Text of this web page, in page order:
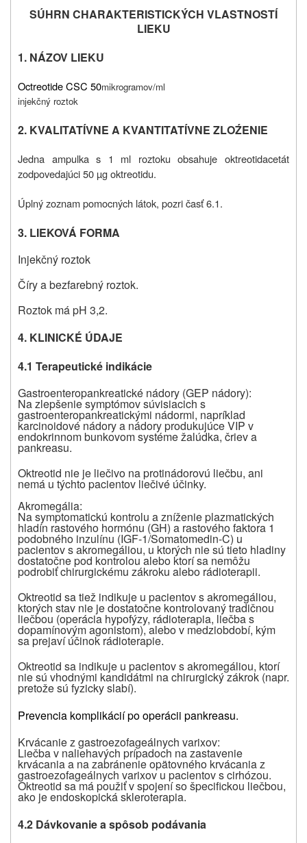
SÚHRN CHARAKTERISTICKÝCH VLASTNOSTÍ
LIEKU
1. NÁZOV LIEKU
Octreotide CSC 50mikrogramov/ml
injekčný roztok
2. KVALITATÍVNE A KVANTITATÍVNE ZLOŹENIE
Jedna ampulka s 1 ml roztoku obsahuje oktreotidacetát
zodpovedajúci 50 µg oktreotidu.
Úplný zoznam pomocných látok, pozri časť 6.1.
3. LIEKOVÁ FORMA
Injekčný roztok
Číry a bezfarebný roztok.
Roztok má pH 3,2.
4. KLINICKÉ ÚDAJE
4.1 Terapeutické indikácie
Gastroenteropankreatické nádory (GEP nádory):
Na zlepšenie symptómov súvisiacich s
gastroenteropankreatickými nádormi, napríklad
karcinoidové nádory a nádory produkujúce VIP v
endokrinnom bunkovom systéme žalúdka, čriev a
pankreasu.
Oktreotid nie je liečivo na protinádorovú liečbu, ani
nemá u týchto pacientov liečivé účinky.
Akromegália:
Na symptomatickú kontrolu a zníženie plazmatických
hladín rastového hormónu (GH) a rastového faktora 1
podobného inzulínu (IGF-1/Somatomedin-C) u
pacientov s akromegáliou, u ktorých nie sú tieto hladiny
dostatočne pod kontrolou alebo ktorí sa nemôžu
podrobiť chirurgickému zákroku alebo rádioterapii.
Oktreotid sa tiež indikuje u pacientov s akromegáliou,
ktorých stav nie je dostatočne kontrolovaný tradičnou
liečbou (operácia hypofýzy, rádioterapia, liečba s
dopamínovým agonistom), alebo v medziobdobí, kým
sa prejaví účinok rádioterapie.
Oktreotid sa indikuje u pacientov s akromegáliou, ktorí
nie sú vhodnými kandidátmi na chirurgický zákrok (napr.
pretože sú fyzicky slabí).
Prevencia komplikácií po operácii pankreasu.
Krvácanie z gastroezofageálnych varixov:
Liečba v naliehavých prípadoch na zastavenie
krvácania a na zabránenie opätovného krvácania z
gastroezofageálnych varixov u pacientov s cirhózou.
Oktreotid sa má použiť v spojení so špecifickou liečbou,
ako je endoskopická skleroterapia.
4.2 Dávkovanie a spôsob podávania